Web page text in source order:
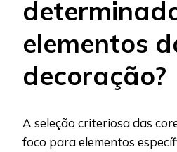
elementos
decoração?
A seleção criteriosa das
foco para elementos